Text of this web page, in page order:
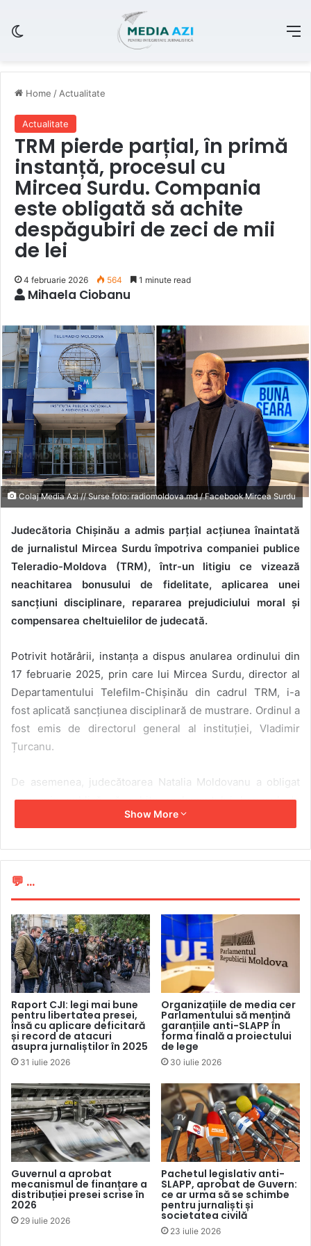
Home / Actualitate
Actualitate
TRM pierde parțial, în primă
instanță, procesul cu
Mircea Surdu. Compania
este obligată să achite
despăgubiri de zeci de mii
de lei
4 februarie 2026 564 1 minute read
Mihaela Ciobanu
Colaj Media Azi // Surse foto: radiomoldova.md / Facebook Mircea Surdu
Judecătoria Chișinău a admis parțial acțiunea înaintată
de jurnalistul Mircea Surdu împotriva companiei publice
Teleradio-Moldova (TRM), într-un litigiu ce vizează
neachitarea bonusului de fidelitate, aplicarea unei
sancțiuni disciplinare, repararea prejudiciului moral și
compensarea cheltuielilor de judecată.
Potrivit hotărârii, instanța a dispus anularea ordinului din
17 februarie 2025, prin care lui Mircea Surdu, director al
Departamentului Telefilm-Chișinău din cadrul TRM, i-a
fost aplicată sancțiunea disciplinară de mustrare. Ordinul a
fost emis de directorul general al instituției, Vladimir
Țurcanu.
De asemenea, judecătoarea Natalia Moldovanu a obligat
compania publică să achite reclamantului bonusul de
fidelitate pentru anul 2024, în cuantum de 6% din salariul
12.640,80 lei, calculată dintr-un salariu anual de 210.680
lei. Instanța a mai decis încasarea unui prejudiciu moral în
valoare de aproape 50.000 de lei, echivalentul a două
lei cheltuieli pentru asistență juridică.
Celelalte pretenții înaintate de reclamant, inclusiv cele ce
țin de alte compensații solicitate, au fost respinse ca fiind
neîntemeiate.
Hotărârea urmează să fie executată benevol, în termen de
15 zile din momentul în care și dacă va rămâne definitivă.
Decizia poate fi contestată la Curtea de Apel în termen de
30 de zile de la pronunțare.
Show More
💬 ...
Raport CJI: legi mai bune
pentru libertatea presei,
însă cu aplicare deficitară
și record de atacuri
asupra jurnaliștilor în 2025
31 iulie 2026
Organizațiile de media cer
Parlamentului să mențină
garanțiile anti-SLAPP în
forma finală a proiectului
de lege
30 iulie 2026
Guvernul a aprobat
mecanismul de finanțare a
distribuției presei scrise în
2026
29 iulie 2026
Pachetul legislativ anti-
SLAPP, aprobat de Guvern:
ce ar urma să se schimbe
pentru jurnaliști și
societatea civilă
23 iulie 2026